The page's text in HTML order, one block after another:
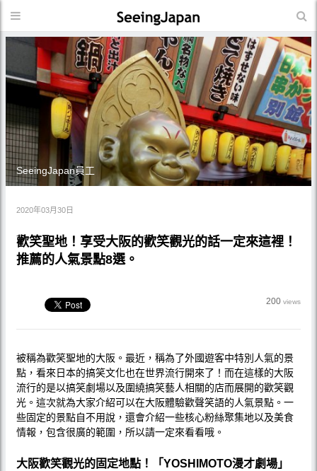
SeeingJapan員工
2020年03月30日
歡笑聖地！享受大阪的歡笑觀光的話一定來這裡！
推薦的人氣景點8選。
200 views
被稱為歡笑聖地的大阪。最近，稱為了外國遊客中特別人氣的景
點，看來日本的搞笑文化也在世界流行開來了！而在這樣的大阪
流行的是以搞笑劇場以及圍繞搞笑藝人相關的店而展開的歡笑觀
光。這次就為大家介紹可以在大阪體驗歡聲笑語的人氣景點。一
些固定的景點自不用說，還會介紹一些核心粉絲聚集地以及美食
情報，包含很廣的範圍，所以請一定來看看哦。
大阪歡笑觀光的固定地點！「YOSHIMOTO漫才劇場」